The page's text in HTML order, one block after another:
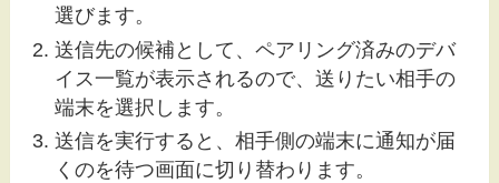
選びます。
送信先の候補として、ペアリング済みのデバ
イス一覧が表示されるので、送りたい相手の
端末を選択します。
送信を実行すると、相手側の端末に通知が届
くのを待つ画面に切り替わります。